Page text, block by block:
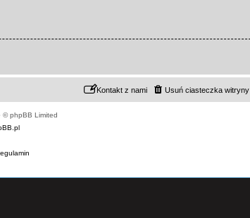
Usuń ciasteczka witryny
Kontakt z nami
© phpBB Limited